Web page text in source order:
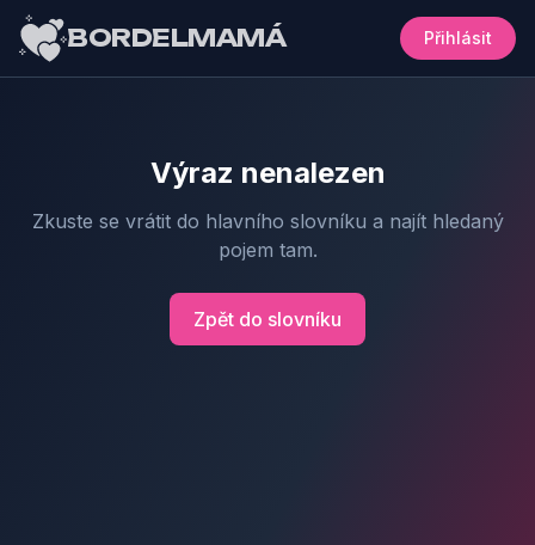
BORDELMAMÁ Přihlásit
Výraz nenalezen
Zkuste se vrátit do hlavního slovníku a najít hledaný
pojem tam.
Zpět do slovníku